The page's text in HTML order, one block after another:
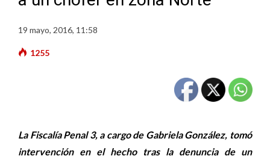
19 mayo, 2016, 11:58
1255
La Fiscalía Penal 3, a cargo de Gabriela González, tomó
intervención en el hecho tras la denuncia de un